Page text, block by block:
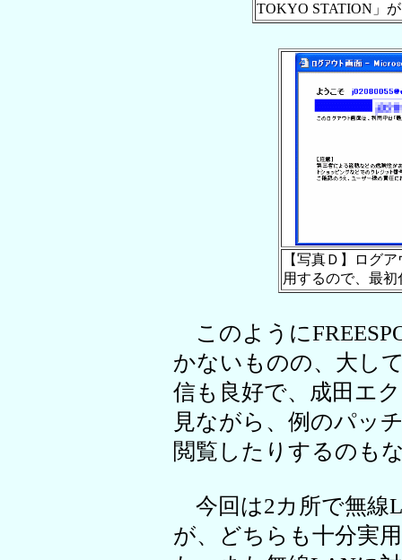
TOKYO STATION」
【写真Ｄ】ログ
用するので、最
このように
かないものの、大し
信も良好で、成田エ
見ながら、例のパッ
閲覧したりするのも
今回は2カ所で無線
が、どちらも十分実